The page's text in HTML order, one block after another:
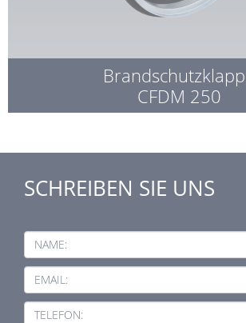
CFDM 250
SCHREIBEN SIE UNS
NAME:
EMAIL:
TELEFON: